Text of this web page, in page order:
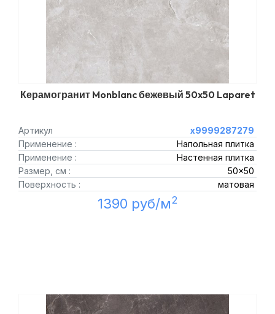
Керамогранит Monblanc бежевый 50x50 Laparet
Артикул
х9999287279
Применение :
Напольная плитка
Применение :
Настенная плитка
Размер, см :
50x50
Поверхность :
матовая
1390 руб/м2